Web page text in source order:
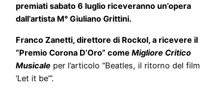
premiati sabato 6 luglio riceveranno un’opera
dall’artista M° Giuliano Grittini.
Franco Zanetti, direttore di Rockol, a ricevere il
“Premio Corona D’Oro” come Migliore Critico
Musicale per l’articolo “Beatles, il ritorno del film
‘Let it be’”.